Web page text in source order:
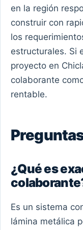
en la región
construir con
los
estructurales. Si
proyecto en
colaborante
rentable.
¿Qué es
Es un sistema
lámina metálica